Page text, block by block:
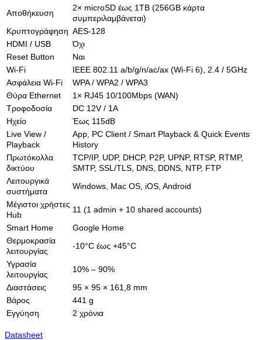
Αποθήκευση
2× microSD έως 1TB (256GB κάρτα
συμπεριλαμβάνεται)
Κρυπτογράφηση AES-128
HDMI / USB
Όχι
Reset Button
Ναι
Wi-Fi
IEEE 802.11 a/b/g/n/ac/ax (Wi-Fi 6), 2.4 / 5GHz
Ασφάλεια Wi-Fi
WPA / WPA2 / WPA3
Θύρα Ethernet
1× RJ45 10/100Mbps (WAN)
Τροφοδοσία
DC 12V / 1A
Ηχείο
Έως 115dB
Live View /
Playback
App, PC Client / Smart Playback & Quick Events
History
Πρωτόκολλα
δικτύου
TCP/IP, UDP, DHCP, P2P, UPNP, RTSP, RTMP,
SMTP, SSL/TLS, DNS, DDNS, NTP, FTP
Λειτουργικά
συστήματα
Windows, Mac OS, iOS, Android
Μέγιστοι χρήστες
Hub
11 (1 admin + 10 shared accounts)
Smart Home
Google Home
Θερμοκρασία
λειτουργίας
-10°C έως +45°C
Υγρασία
λειτουργίας
10% – 90%
Διαστάσεις
95 × 95 × 161,8 mm
Βάρος
441 g
Εγγύηση
2 χρόνια
Datasheet